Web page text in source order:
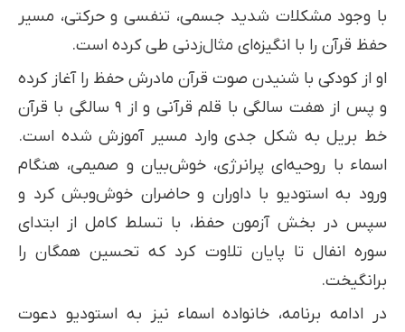
با وجود مشکلات شدید جسمی، تنفسی و حرکتی، مسیر
حفظ قرآن را با انگیزه‌ای مثال‌زدنی طی کرده است.
او از کودکی با شنیدن صوت قرآن مادرش حفظ را آغاز کرده
و پس از هفت سالگی با قلم قرآنی و از ۹ سالگی با قرآن
خط بریل به شکل جدی وارد مسیر آموزش شده است.
اسماء با روحیه‌ای پرانرژی، خوش‌بیان و صمیمی، هنگام
ورود به استودیو با داوران و حاضران خوش‌وبش کرد و
سپس در بخش آزمون حفظ، با تسلط کامل از ابتدای
سوره انفال تا پایان تلاوت کرد که تحسین همگان را
برانگیخت.
در ادامه برنامه، خانواده اسماء نیز به استودیو دعوت